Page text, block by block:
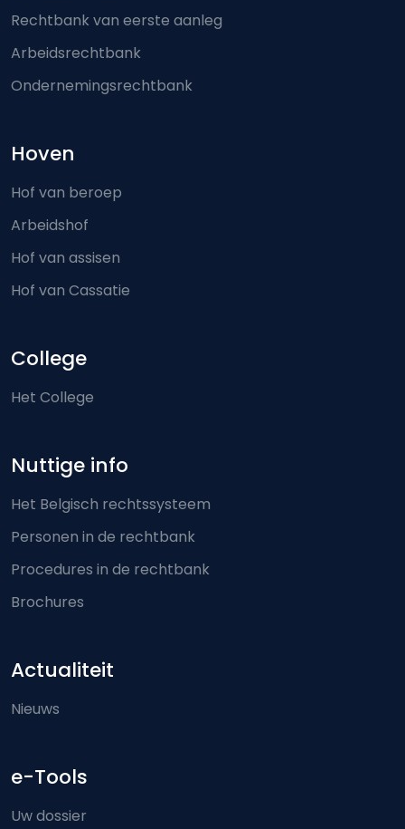
Rechtbank van eerste aanleg
Arbeidsrechtbank
Ondernemingsrechtbank
Hoven
Hof van beroep
Arbeidshof
Hof van assisen
Hof van Cassatie
College
Het College
Nuttige info
Het Belgisch rechtssysteem
Personen in de rechtbank
Procedures in de rechtbank
Brochures
Actualiteit
Nieuws
e-Tools
Uw dossier